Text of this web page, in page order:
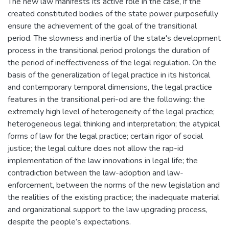
created constituted bodies of the state power purposefully
ensure the achievement of the goal of the transitional
period. The slowness and inertia of the state's development
process in the transitional period prolongs the duration of
the period of ineffectiveness of the legal regulation. On the
basis of the generalization of legal practice in its historical
and contemporary temporal dimensions, the legal practice
features in the transitional peri-od are the following: the
extremely high level of heterogeneity of the legal practice;
heterogeneous legal thinking and interpretation; the atypical
forms of law for the legal practice; certain rigor of social
justice; the legal culture does not allow the rap-id
implementation of the law innovations in legal life; the
contradiction between the law-adoption and law-
enforcement, between the norms of the new legislation and
the realities of the existing practice; the inadequate material
and organizational support to the law upgrading process,
despite the people’s expectations.